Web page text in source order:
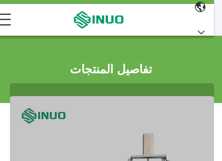
تفاصيل المنتجات